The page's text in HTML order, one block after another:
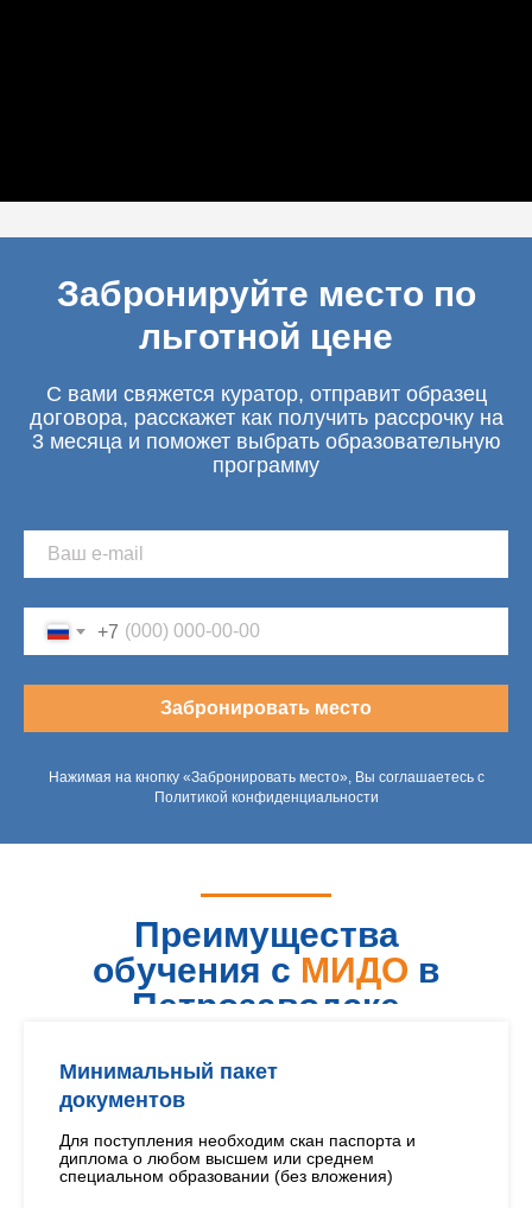
Забронируйте место по
льготной цене
С вами свяжется куратор, отправит образец
договора, расскажет как получить рассрочку на
3 месяца и поможет выбрать образовательную
программу
+7
Забронировать место
Нажимая на кнопку «Забронировать место», Вы соглашаетесь с
Политикой конфиденциальности
Преимущества
обучения с МИДО в
Петрозаводске
Минимальный пакет
документов
Для поступления необходим скан паспорта и
диплома о любом высшем или среднем
специальном образовании (без вложения)